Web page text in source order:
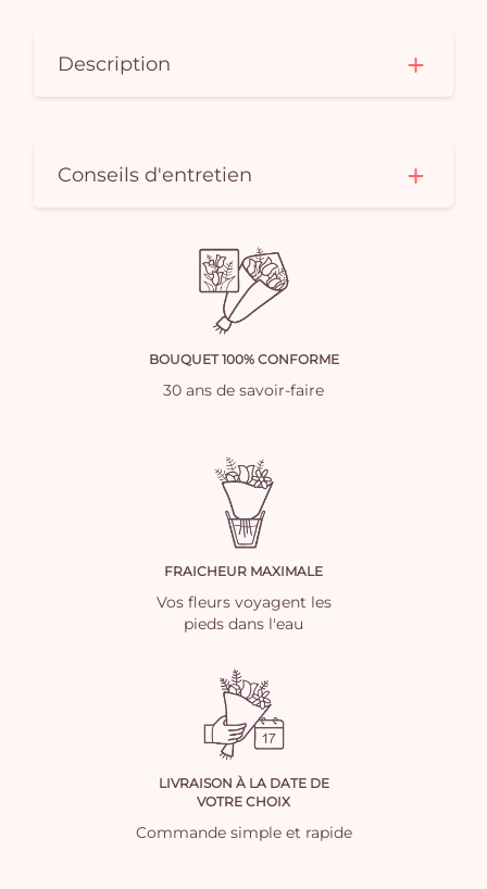
Description
Conseils d'entretien
BOUQUET 100% CONFORME
30 ans de savoir-faire
FRAICHEUR MAXIMALE
Vos fleurs voyagent les
pieds dans l'eau
LIVRAISON À LA DATE DE
VOTRE CHOIX
Commande simple et rapide